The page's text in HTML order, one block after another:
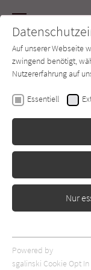
SUCHE
Marie Force
Montlake Romance
Auf unserer Webseite
zwingend benötigt,
Nutzererfahrung auf
Essentiell
Nur
Essentielle Cookies
Webseite benötigt.
Powered by
sgalinski Cookie Opt In